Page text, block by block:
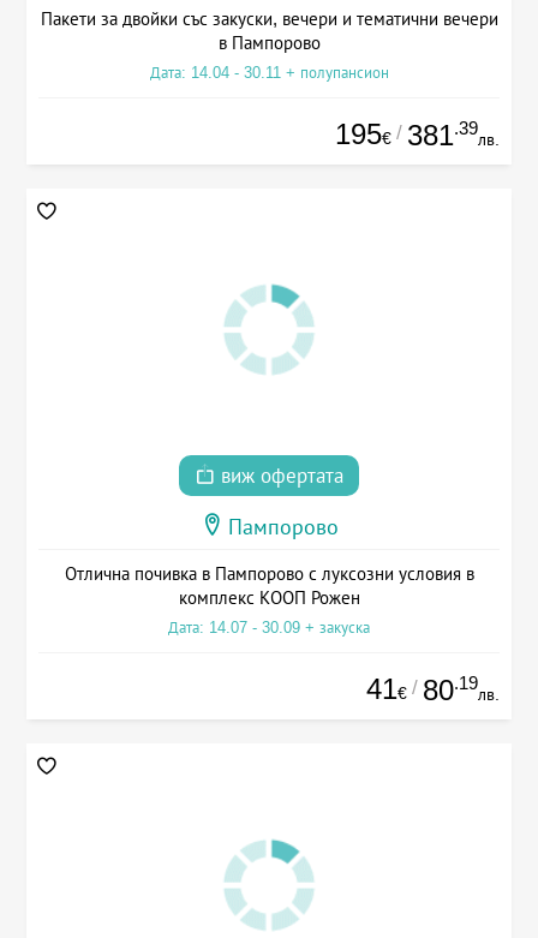
Пакети за двойки със закуски, вечери и тематични вечери
в Пампорово
Дата: 14.04 - 30.11 + полупансион
195€ / 381.39
лв.
виж офертата
Пампорово
Отлична почивка в Пампорово с луксозни условия в
комплекс КООП Рожен
Дата: 14.07 - 30.09 + закуска
41€ / 80.19
лв.